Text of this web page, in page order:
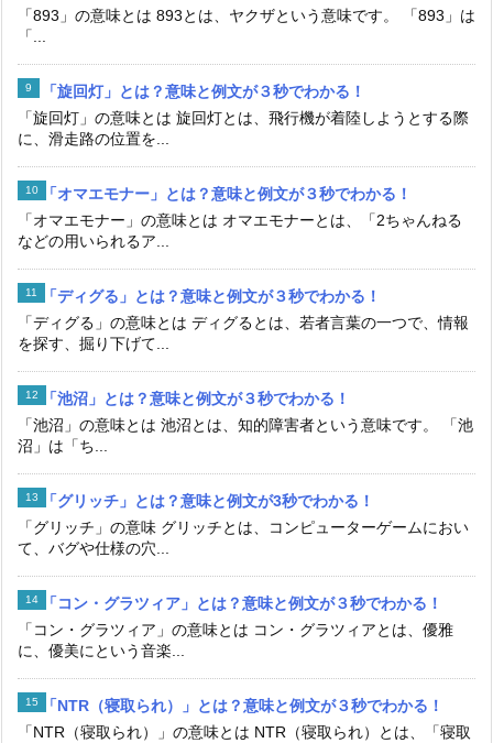
「893」の意味とは 893とは、ヤクザという意味です。 「893」は
「...
「旋回灯」とは？意味と例文が３秒でわかる！
「旋回灯」の意味とは 旋回灯とは、飛行機が着陸しようとする際
に、滑走路の位置を...
「オマエモナー」とは？意味と例文が３秒でわかる！
「オマエモナー」の意味とは オマエモナーとは、「2ちゃんねる
などの用いられるア...
「ディグる」とは？意味と例文が３秒でわかる！
「ディグる」の意味とは ディグるとは、若者言葉の一つで、情報
を探す、掘り下げて...
「池沼」とは？意味と例文が３秒でわかる！
「池沼」の意味とは 池沼とは、知的障害者という意味です。 「池
沼」は「ち...
「グリッチ」とは？意味と例文が3秒でわかる！
「グリッチ」の意味 グリッチとは、コンピューターゲームにおい
て、バグや仕様の穴...
「コン・グラツィア」とは？意味と例文が３秒でわかる！
「コン・グラツィア」の意味とは コン・グラツィアとは、優雅
に、優美にという音楽...
「NTR（寝取られ）」とは？意味と例文が３秒でわかる！
「NTR（寝取られ）」の意味とは NTR（寝取られ）とは、「寝取